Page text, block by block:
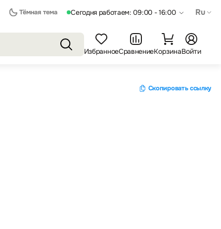
Тёмная тема Сегодня работаем: 09:00 - 16:00 Ru
ИзбранноеСравнениеКорзинаВойти
Скопировать ссылку